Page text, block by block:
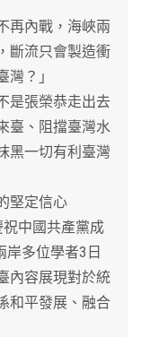
內戰，海峽兩
斷流只會製造衝
？」
張榮恭走出去
臺、阻擋臺灣水
黑一切有利臺灣
堅定信心
中國共產黨成
多位學者3日
內容展現對於統
和平發展、融合